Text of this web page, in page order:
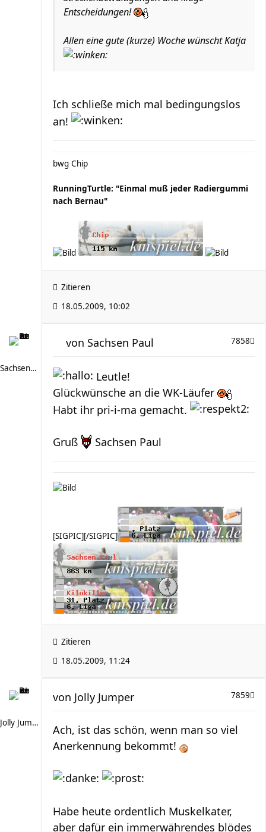
Entscheidungen!
Allen eine gute (kurze) Woche wünscht Katja
Ich schließe mich mal bedingungslos
an!
bwg Chip
RunningTurtle: "Einmal muß jeder Radiergummi
nach Bernau"
Zitieren
18.05.2009, 10:02
Sachsen Paul
7858
von Sachsen Paul
Leutle!
Glückwünsche an die WK-Läufer
Habt ihr pri-i-ma gemacht.
Gruß Sachsen Paul
[SIGPIC][/SIGPIC]
Zitieren
18.05.2009, 11:24
Jolly Jumper
7859
von Jolly Jumper
Ach, ist das schön, wenn man so viel
Anerkennung bekommt!
Habe heute ordentlich Muskelkater,
aber dafür ein immerwährendes blödes